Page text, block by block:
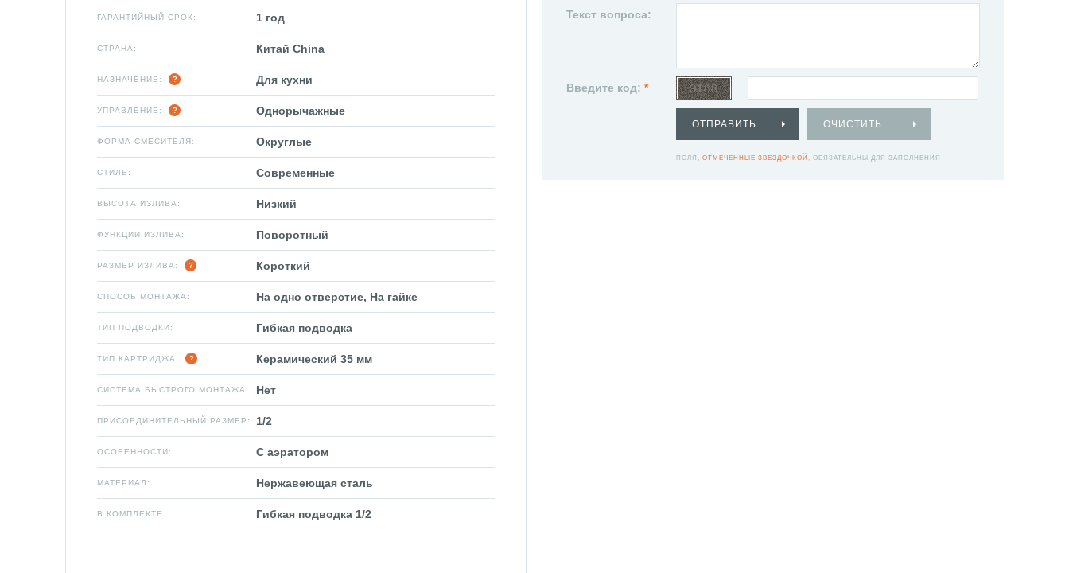
ГАРАНТИЙНЫЙ СРОК: 1 год
СТРАНА: Китай China
НАЗНАЧЕНИЕ: Для кухни
УПРАВЛЕНИЕ: Однорычажные
ФОРМА СМЕСИТЕЛЯ: Округлые
СТИЛЬ: Современные
ВЫСОТА ИЗЛИВА: Низкий
ФУНКЦИИ ИЗЛИВА: Поворотный
РАЗМЕР ИЗЛИВА: Короткий
СПОСОБ МОНТАЖА: На одно отверстие, На гайке
ТИП ПОДВОДКИ: Гибкая подводка
ТИП КАРТРИДЖА: Керамический 35 мм
СИСТЕМА БЫСТРОГО МОНТАЖА: Нет
ПРИСОЕДИНИТЕЛЬНЫЙ РАЗМЕР: 1/2
ОСОБЕННОСТИ: С аэратором
МАТЕРИАЛ: Нержавеющая сталь
В КОМПЛЕКТЕ: Гибкая подводка 1/2
Текст вопроса:
Введите код: *
ОТПРАВИТЬ ОЧИСТИТЬ
ПОЛЯ, ОТМЕЧЕННЫЕ ЗВЕЗДОЧКОЙ , ОБЯЗАТЕЛЬНЫ ДЛЯ ЗАПОЛНЕНИЯ